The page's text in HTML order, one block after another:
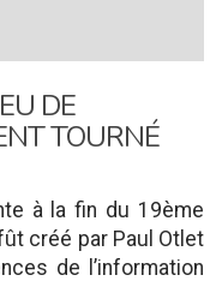
DE
TOURNÉ
à la fin du 19ème
créé par Paul Otlet
de l’information